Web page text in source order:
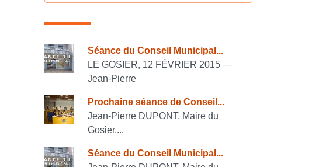
Consulter également
Séance du Conseil Municipal...
LE GOSIER, 12 FÉVRIER 2015 —
Jean-Pierre
Prochaine séance de Conseil...
Jean-Pierre DUPONT, Maire du
Gosier,...
Séance du Conseil Municipal...